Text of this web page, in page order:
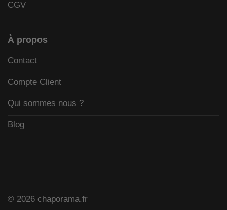
CGV
À propos
Contact
Compte Client
Qui sommes nous ?
Blog
© 2026 chaporama.fr